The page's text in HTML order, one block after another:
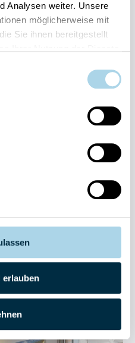
Analysen weiter. Unsere
möglicherweise mit
Sie ihnen bereitgestellt
erlauben
Next